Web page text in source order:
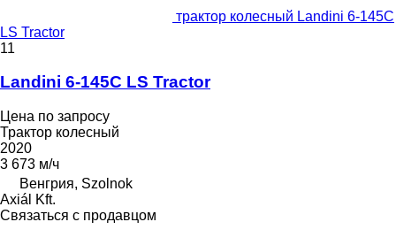
трактор колесный Landini 6-145C
LS Tractor
11
Landini 6-145C LS Tractor
Цена по запросу
Трактор колесный
2020
3 673 м/ч
Венгрия, Szolnok
Axiál Kft.
Связаться с продавцом